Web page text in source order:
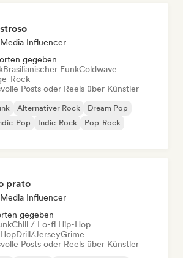
Influencer
gegeben
Brasilianischer FunkColdwave
Rock
Posts oder Reels über Künstler
Alternativer Rock
Dream Pop
Pop Indie-Rock
Pop-Rock
prato
Influencer
gegeben
Chill / Lo-fi Hip-Hop
Drill/JerseyGrime
Posts oder Reels über Künstler